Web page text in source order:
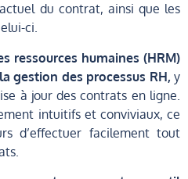
du contrat, ainsi que les
ci.
ressources humaines (HRM)
gestion des processus RH, y
à jour des contrats en ligne.
intuitifs et conviviaux, ce
d’effectuer facilement tout